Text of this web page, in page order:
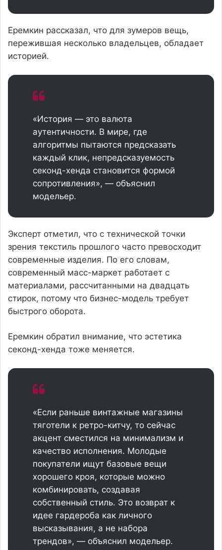
Еремкин рассказал, что для зумеров вещь,
пережившая несколько владельцев, обладает
историей.
«История — это валюта
аутентичности. В мире, где
алгоритмы пытаются предсказать
каждый клик, непредсказуемость
секонд-хенда становится формой
сопротивления», — объяснил
модельер.
Эксперт отметил, что с технической точки
зрения текстиль прошлого часто превосходит
современные изделия. По его словам,
современный масс-маркет работает с
материалами, рассчитанными на двадцать
стирок, потому что бизнес-модель требует
быстрого оборота.
Еремкин обратил внимание, что эстетика
секонд-хенда тоже меняется.
«Если раньше винтажные магазины
тяготели к ретро-китчу, то сейчас
акцент сместился на минимализм и
качество исполнения. Молодые
покупатели ищут базовые вещи
хорошего кроя, которые можно
комбинировать, создавая
собственный стиль. Это возврат к
идее гардероба как личного
высказывания, а не набора
трендов», — объяснил модельер.